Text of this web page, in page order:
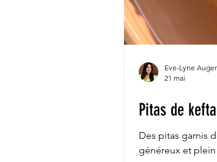
Pitas de
Des pitas garnis
généreux et
Eve-Lyne Auger
21 mai